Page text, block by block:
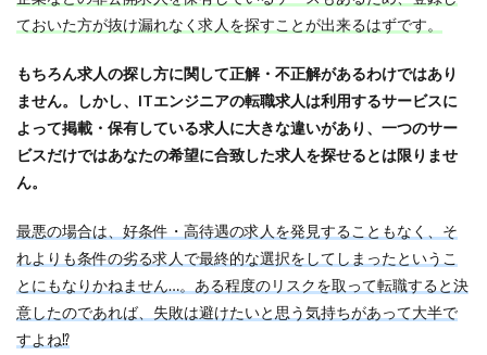
ておいた方が抜け漏れなく求人を探すことが出来るはずです。
もちろん求人の探し方に関して正解・不正解があるわけではあり
ません。しかし、ITエンジニアの転職求人は利用するサービスに
よって掲載・保有している求人に大きな違いがあり、一つのサー
ビスだけではあなたの希望に合致した求人を探せるとは限りませ
ん。
最悪の場合は、好条件・高待遇の求人を発見することもなく、そ
れよりも条件の劣る求人で最終的な選択をしてしまったというこ
とにもなりかねません…。ある程度のリスクを取って転職すると決
意したのであれば、失敗は避けたいと思う気持ちがあって大半で
すよね⁉